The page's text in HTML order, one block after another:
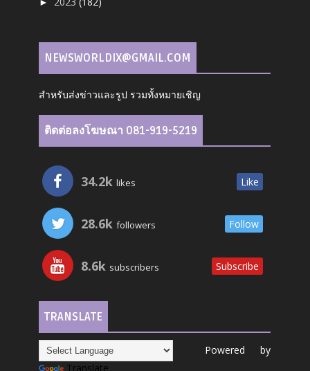
►
NEWSWORLDIX@GMAIL.COM
สำหรับส่งข่าวและรูป รวมทั้งหมายเชิญ
ติดต่อลงโฆษณา 081-919-5219
34.2k likes Like
28.6k followers Follow
8.6k subscribers Subscribe
TRANSLATE
Powered by
Translate